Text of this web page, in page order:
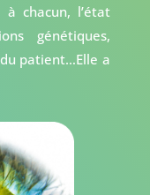
chacun, l’état
génétiques,
patient…Elle a